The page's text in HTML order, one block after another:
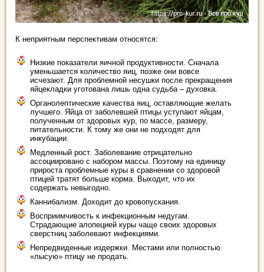
К неприятным перспективам относятся:
Низкие показатели яичной продуктивности. Сначала
уменьшается количество яиц, позже они вовсе
исчезают. Для проблемной несушки после прекращения
яйцекладки уготована лишь одна судьба – духовка.
Органолептические качества яиц, оставляющие желать
лучшего. Яйца от заболевшей птицы уступают яйцам,
полученным от здоровых кур, по массе, размеру,
питательности. К тому же они не подходят для
инкубации.
Медленный рост. Заболевание отрицательно
ассоциировано с набором массы. Поэтому на единицу
прироста проблемные куры в сравнении со здоровой
птицей тратят больше корма. Выходит, что их
содержать невыгодно.
Каннибализм. Доходит до кровопускания.
Восприимчивость к инфекционным недугам.
Страдающие алопецией куры чаще своих здоровых
сверстниц заболевают инфекциями.
Непредвиденные издержки. Местами или полностью
«лысую» птицу не продать.